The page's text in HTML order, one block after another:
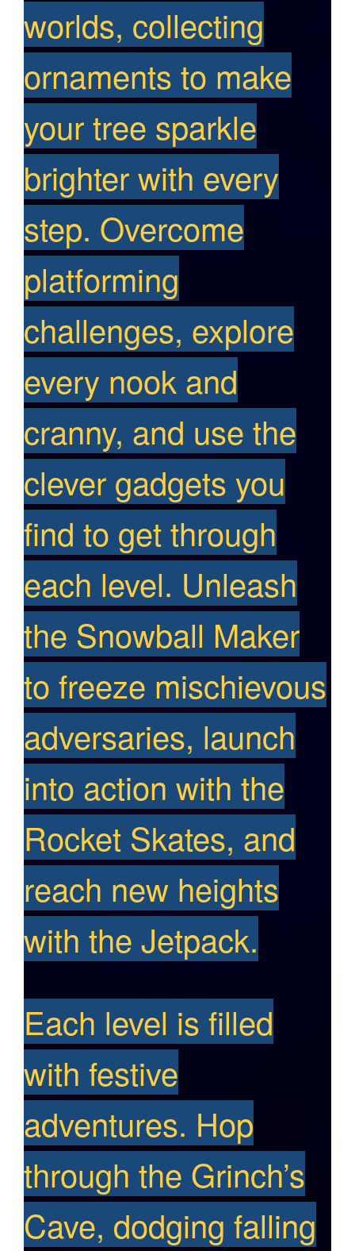
worlds, collecting
ornaments to make
your tree sparkle
brighter with every
step. Overcome
platforming
challenges, explore
every nook and
cranny, and use the
clever gadgets you
find to get through
each level. Unleash
the Snowball Maker
to freeze mischievous
adversaries, launch
into action with the
Rocket Skates, and
reach new heights
with the Jetpack.
Each level is filled
with festive
adventures. Hop
through the Grinch’s
Cave, dodging falling